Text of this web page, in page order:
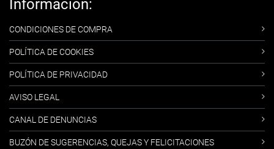
Información:
CONDICIONES DE COMPRA
POLÍTICA DE COOKIES
POLÍTICA DE PRIVACIDAD
AVISO LEGAL
CANAL DE DENUNCIAS
BUZÓN DE SUGERENCIAS, QUEJAS Y FELICITACIONES